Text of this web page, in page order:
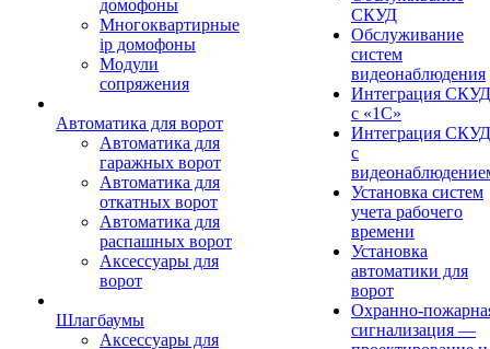
домофоны
Многоквартирные
ip домофоны
Модули
сопряжения
Автоматика для ворот
Автоматика для
гаражных ворот
Автоматика для
откатных ворот
Автоматика для
распашных ворот
Аксессуары для
ворот
Шлагбаумы
Аксессуары для
СКУД
Обслуживание
систем
видеонаблюдения
Интеграция СКУД
с «1С»
Интеграция СКУД
с
Установка систем
учета рабочего
времени
Установка
автоматики для
ворот
Охранно-
сигнализация —